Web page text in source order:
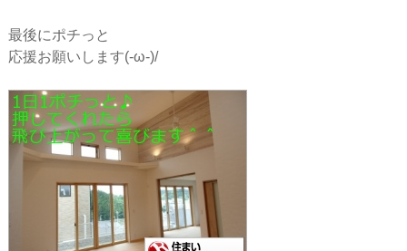
最後にポチっと
応援お願いします(-ω-)/